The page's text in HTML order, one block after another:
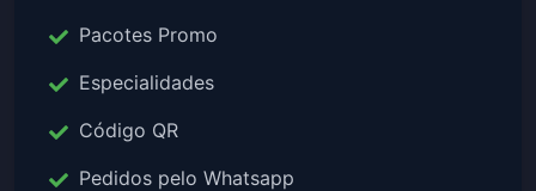
Pacotes Promo
Especialidades
Código QR
Pedidos pelo Whatsapp